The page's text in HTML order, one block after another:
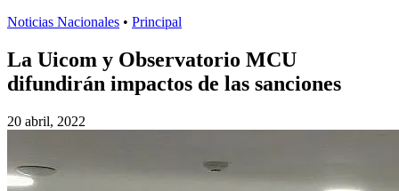
Noticias Nacionales • Principal
La Uicom y Observatorio MCU
difundirán impactos de las sanciones
20 abril, 2022